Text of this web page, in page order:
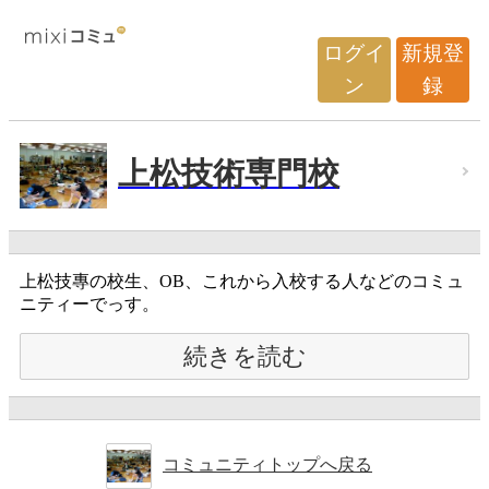
ログイ
ン
新規登
録
上松技術専門校
上松技專の校生、OB、これから入校する人などのコミュ
ニティーでっす。
続きを読む
コミュニティトップへ戻る